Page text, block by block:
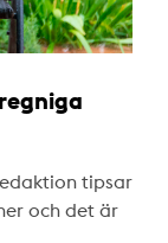
tipsar
och det är